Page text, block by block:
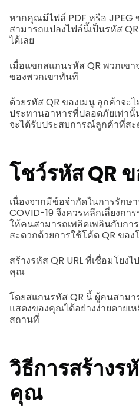
หากคุณมีไฟล์ PDF หรือ JPEG
สามารถแปลงไฟล์นี้เป็นรหัส
ได้เลย
เมื่อแขกสแกนรหัส QR พวกเข
ของพวกเขาทันที
ด้วยรหัส QR ของเมนู ลูกค้าจะ
ประทานอาหารที่ปลอดภัยเท่านั้
จะได้รับประสบการณ์ลูกค้าที่สะ
โชว์รหัส QR
เนื่องจากมีข้อจำกัดในการรักษ
COVID-19 จึงควรหลีกเลี่ยงก
ให้คนสามารถเพลิดเพลินกับก
สะดวกด้วยการใช้โค้ด QR ขอ
สร้างรหัส QR URL ที่เชื่อมโยง
คุณ
โดยสแกนรหัส QR นี้ ผู้คนสามา
แสดงของคุณได้อย่างง่ายดายเ
สถานที่
วิธีการสร้างร
คุณ